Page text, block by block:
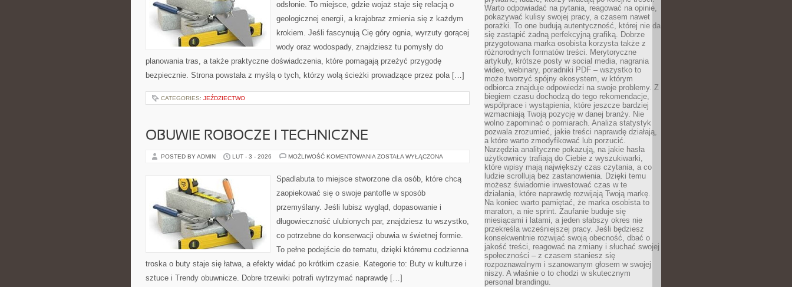
odsłonie. To miejsce, gdzie wojaż staje się relacją o
geologicznej energii, a krajobraz zmienia się z każdym
krokiem. Jeśli fascynują Cię góry ognia, wyrzuty gorącej
wody oraz wodospady, znajdziesz tu pomysły do
planowania tras, a także praktyczne doświadczenia, które pomagają przeżyć przygodę
bezpiecznie. Strona powstała z myślą o tych, którzy wolą ścieżki prowadzące przez pola […]
CATEGORIES: JEŹDZIECTWO
OBUWIE ROBOCZE I TECHNICZNE
POSTED BY ADMIN LUT - 3 - 2026 MOŻLIWOŚĆ KOMENTOWANIA OBUWIE
TECHNICZNE
ZOSTAŁA WYŁĄCZONA
Spadlabuta to miejsce stworzone dla osób, które chcą
zaopiekować się o swoje pantofle w sposób
przemyślany. Jeśli lubisz wygląd, dopasowanie i
długowieczność ulubionych par, znajdziesz tu wszystko,
co potrzebne do konserwacji obuwia w świetnej formie.
To pełne podejście do tematu, dzięki któremu codzienna
troska o buty staje się łatwa, a efekty widać po krótkim czasie. Kategorie to: Buty w kulturze i
sztuce i Trendy obuwnicze. Dobre trzewiki potrafi wytrzymać naprawdę […]
Warto odpowiadać na pytania, reagować na opinie,
pokazywać kulisy swojej pracy, a czasem nawet
porażki. To one budują autentyczność, której nie da
się zastąpić żadną perfekcyjną grafiką. Dobrze
przygotowana marka osobista korzysta także z
różnorodnych formatów treści. Merytoryczne
artykuły, krótsze posty w social media, nagrania
wideo, webinary, poradniki PDF – wszystko to
może tworzyć spójny ekosystem, w którym
odbiorca znajduje odpowiedzi na swoje problemy. Z
biegiem czasu dochodzą do tego rekomendacje,
współprace i wystąpienia, które jeszcze bardziej
wzmacniają Twoją pozycję w danej branży. Nie
wolno zapominać o pomiarach. Analiza statystyk
pozwala zrozumieć, jakie treści naprawdę działają,
a które warto zmodyfikować lub porzucić.
Narzędzia analityczne pokazują, na jakie hasła
użytkownicy trafiają do Ciebie z wyszukiwarki,
które wpisy mają największy czas czytania, a co
ludzie scrollują bez zastanowienia. Dzięki temu
możesz świadomie inwestować czas w te
działania, które naprawdę rozwijają Twoją markę.
Na koniec warto pamiętać, że marka osobista to
maraton, a nie sprint. Zaufanie buduje się
miesiącami i latami, a jeden słabszy okres nie
przekreśla wcześniejszej pracy. Jeśli będziesz
konsekwentnie rozwijać swoją obecność, dbać o
jakość treści, reagować na zmiany i słuchać swojej
społeczności – z czasem staniesz się
rozpoznawalnym i szanowanym głosem w swojej
niszy. A właśnie o to chodzi w skutecznym
personal brandingu.